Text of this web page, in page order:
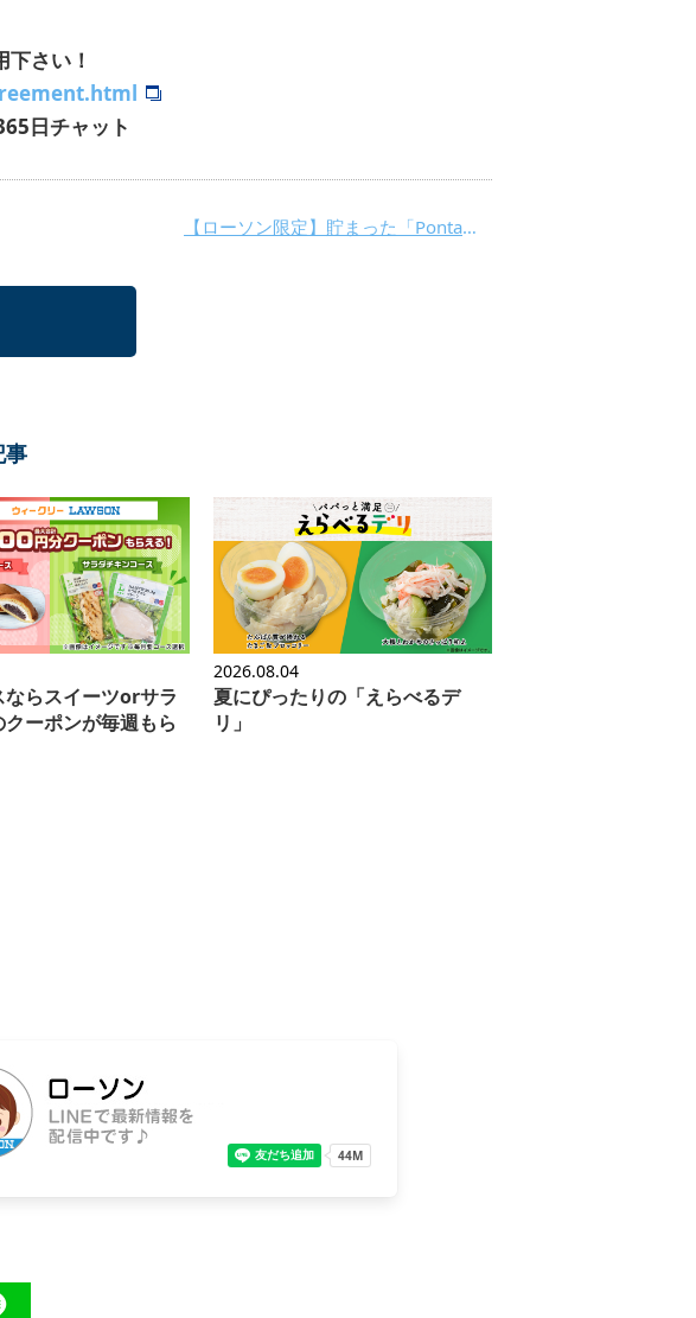
さい！
日チャット
【ローソン限定】貯まった「Pontaポイント」で「Google Play ギフトカード」を購入可能に！
事
らスイーツorサラ
ーポンが毎週もら
2026.08.04
夏にぴったりの「えらべるデ
リ」